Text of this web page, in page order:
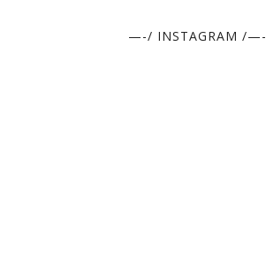
—-/ INSTAGRAM /—-